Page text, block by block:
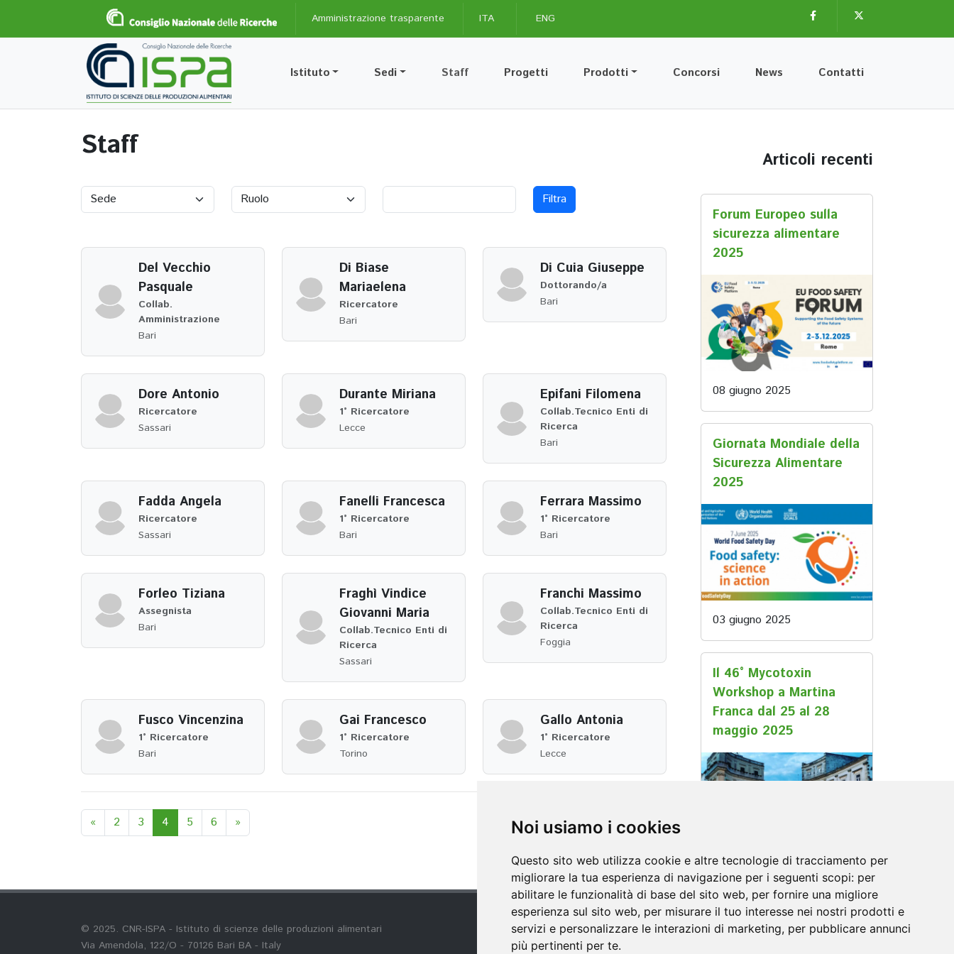
Noi usiamo i cookies
Questo sito web utilizza cookie e altre tecnologie di tracciamento per
migliorare la tua esperienza di navigazione per i seguenti scopi: per
abilitare le funzionalità di base del sito web, per fornire una migliore
esperienza sul sito web, per misurare il tuo interesse nei nostri prodotti e
servizi e personalizzare le interazioni di marketing, per pubblicare annunci
più pertinenti per te.
Amministrazione trasparente ITA ENG Facebook
Istituto Sedi Staff Progetti Prodotti Concorsi News Contatti
Staff
Filtra
Del Vecchio
Pasquale
Collab.
Amministrazione
Bari
Di Biase
Mariaelena
Ricercatore
Bari
Di Cuia Giuseppe
Dottorando/a
Bari
Dore Antonio
Ricercatore
Sassari
Durante Miriana
1° Ricercatore
Lecce
Epifani Filomena
Collab.Tecnico Enti di
Ricerca
Bari
Fadda Angela
Ricercatore
Sassari
Fanelli Francesca
1° Ricercatore
Bari
Ferrara Massimo
1° Ricercatore
Bari
Forleo Tiziana
Assegnista
Bari
Fraghì Vindice
Giovanni Maria
Collab.Tecnico Enti di
Ricerca
Sassari
Franchi Massimo
Collab.Tecnico Enti di
Ricerca
Foggia
Fusco Vincenzina
1° Ricercatore
Bari
Gai Francesco
1° Ricercatore
Torino
Gallo Antonia
1° Ricercatore
Lecce
« 2 3 4 5 6 »
Articoli recenti
Forum Europeo sulla
sicurezza alimentare
2025
08 giugno 2025
Giornata Mondiale della
Sicurezza Alimentare
2025
03 giugno 2025
Il 46° Mycotoxin
Workshop a Martina
Franca dal 25 al 28
maggio 2025
05 maggio 2025
© 2025. CNR-ISPA - Istituto di scienze delle produzioni alimentari
Via Amendola, 122/O - 70126 Bari BA - Italy